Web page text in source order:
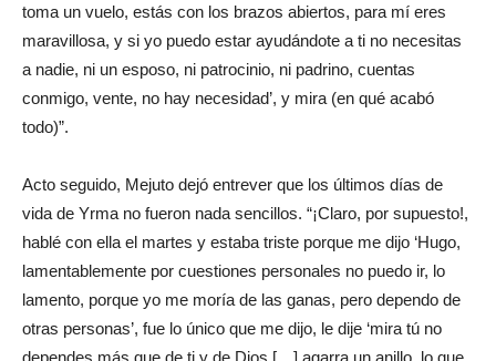
toma un vuelo, estás con los brazos abiertos, para mí eres
maravillosa, y si yo puedo estar ayudándote a ti no necesitas
a nadie, ni un esposo, ni patrocinio, ni padrino, cuentas
conmigo, vente, no hay necesidad’, y mira (en qué acabó
todo)”.
Acto seguido, Mejuto dejó entrever que los últimos días de
vida de Yrma no fueron nada sencillos. “¡Claro, por supuesto!,
hablé con ella el martes y estaba triste porque me dijo ‘Hugo,
lamentablemente por cuestiones personales no puedo ir, lo
lamento, porque yo me moría de las ganas, pero dependo de
otras personas’, fue lo único que me dijo, le dije ‘mira tú no
dependes más que de ti y de Dios […] agarra un anillo, lo que